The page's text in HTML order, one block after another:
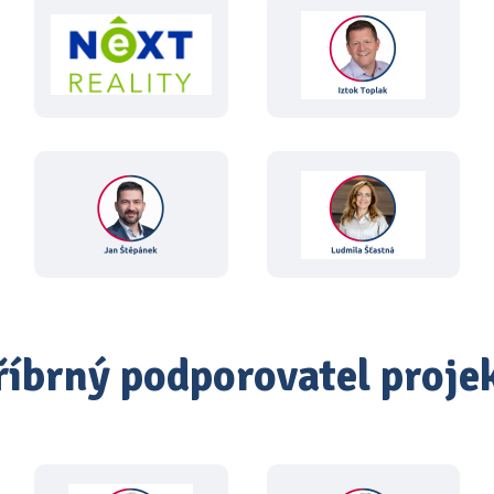
podporovatel